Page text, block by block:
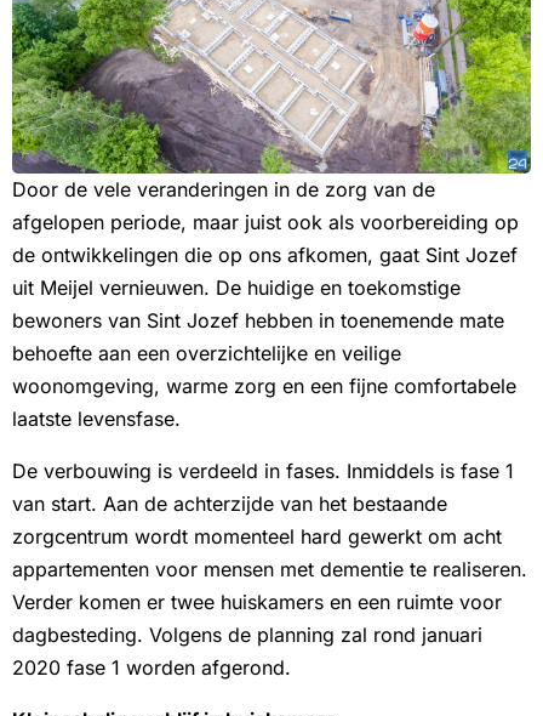
Door de vele veranderingen in de zorg van de
afgelopen periode, maar juist ook als voorbereiding op
de ontwikkelingen die op ons afkomen, gaat Sint Jozef
uit Meijel vernieuwen. De huidige en toekomstige
bewoners van Sint Jozef hebben in toenemende mate
behoefte aan een overzichtelijke en veilige
woonomgeving, warme zorg en een fijne comfortabele
laatste levensfase.
De verbouwing is verdeeld in fases. Inmiddels is fase 1
van start. Aan de achterzijde van het bestaande
zorgcentrum wordt momenteel hard gewerkt om acht
appartementen voor mensen met dementie te realiseren.
Verder komen er twee huiskamers en een ruimte voor
dagbesteding. Volgens de planning zal rond januari
2020 fase 1 worden afgerond.